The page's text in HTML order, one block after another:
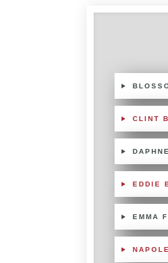
CLINT
EDDIE
EMMA